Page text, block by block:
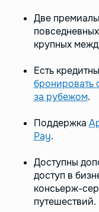
Две
крупных
Есть
бронировать
за рубежом.
Поддержка
Pay.
Доступны
доступ в
консьерж-
путешествий.